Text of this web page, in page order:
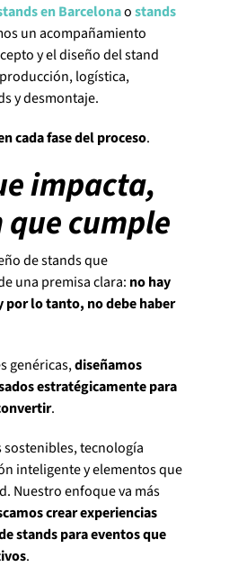
en Barcelonaostands
un acompañamiento
y el diseño del stand
logística,
y desmontaje.
cada fase del proceso.
impacta,
cumple
de stands que
una premisa clara: no hay
por lo tanto, no debe haber
genéricas,diseñamos
estratégicamente para
.
tecnología
inteligente y elementos que
Nuestro enfoque va más
crear experiencias
stands para eventos que
.